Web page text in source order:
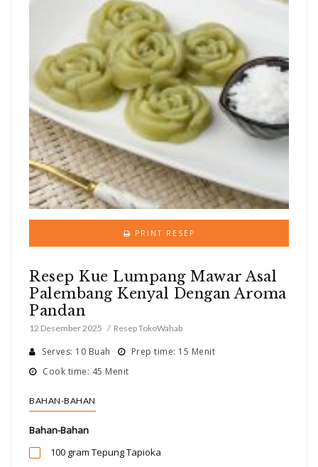
PRINT RESEP
Resep Kue Lumpang Mawar Asal
Palembang Kenyal Dengan Aroma
Pandan
12 Desember 2025 Resep TokoWahab
Serves: 10 Buah
Prep time: 15 Menit
Cook time: 45 Menit
BAHAN-BAHAN
Bahan-Bahan
100 gram Tepung Tapioka